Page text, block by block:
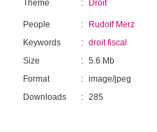
Theme
: Droit
People :
Rudolf Merz
Keywords
: droit fiscal
Size
: 5.6 Mb
Format
: image/jpeg
Downloads
: 285